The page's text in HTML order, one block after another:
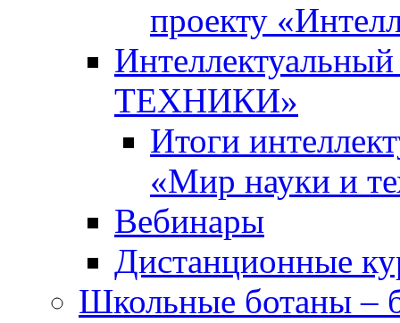
проекту
ТЕХНИКИ»
Итоги
«Мир науки и
Вебинары
Дистанционные
Школьные ботаны –